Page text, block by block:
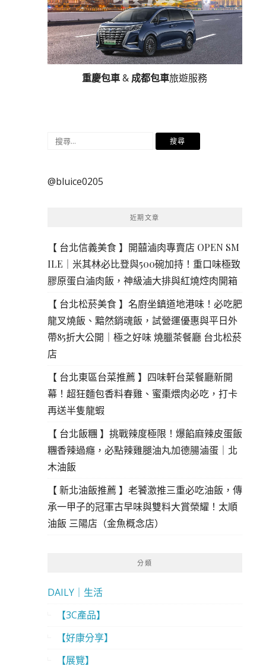
重慶包車& 成都包車旅遊服務
搜
鍵
@bluice0205
近期文章
【 台北信義美食 】開囍滷肉專賣店 OPEN SM
ILE｜米其林必比登與500碗加持！重口味極致
膠原蛋白滷肉飯，神級滷大排與紅燒焢肉開箱
【 台北松菸美食 】名廚坐鎮道地港味！必吃肥
龍叉燒飯、黯然銷魂飯，試營運優惠與平日外
帶85折大公開｜極之好味 燒臘茶餐廳 台北松菸
店
【 台北東區台菜推薦 】四味軒台菜餐廳新開
幕！超狂麵包香料春雞、蜜棗煨肉必吃，打卡
再送半隻龍蝦
【 台北飯糰 】挑戰辣度極限！爆餡麻辣皮蛋飯
糰香辣過癮，必點辣雞腿油丸加德腸滷蛋｜北
木油飯
【 新北油飯推薦 】老饕激推三重必吃油飯，傳
承一甲子的冠軍古早味與雙料大賞榮耀！太順
油飯 三陽店（金魚概念店）
分類
DAILY｜生活
【3C產品】
【好康分享】
【展覽】